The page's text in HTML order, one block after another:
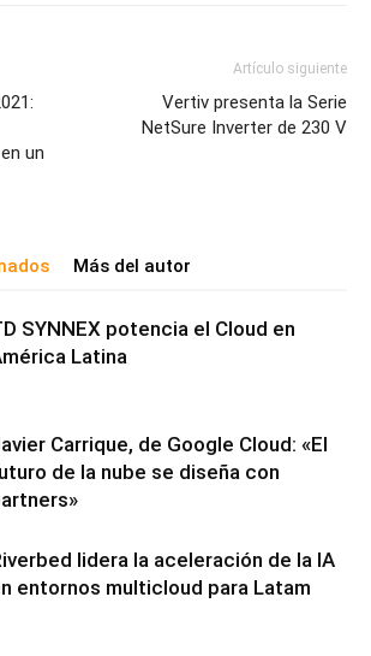
un
Artículo siguiente
Vertiv presenta la Serie
NetSure Inverter de 230 V
Más del autor
SYNNEX potencia el Cloud en
Latina
Carrique, de Google Cloud: «El
de la nube se diseña con
lidera la aceleración de la IA
entornos multicloud para Latam